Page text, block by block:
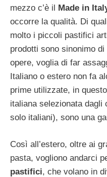
mezzo c’è il
Made in
occorre la qualità. Di
molto i piccoli pastifici
prodotti sono sinonimo
opere, voglia di far
Italiano o estero non fa
prime utilizzate, in
italiana selezionata
solo italiani), sono una
Così all’estero, oltre ai
pasta, vogliono andarci
pastifici, che volano in